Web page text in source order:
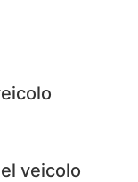
veicolo